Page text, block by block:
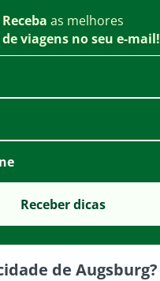
Receba as melhores
viagens no seu e-mail!
de Augsburg?